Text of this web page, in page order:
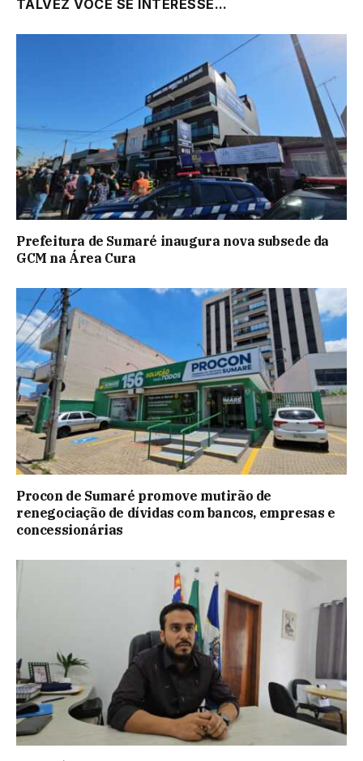
TALVEZ VOCÊ SE INTERESSE...
Prefeitura de Sumaré inaugura nova subsede da
GCM na Área Cura
Procon de Sumaré promove mutirão de
renegociação de dívidas com bancos, empresas e
concessionárias